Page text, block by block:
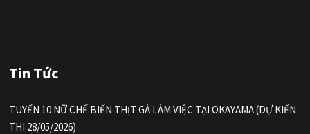
Tin Tức
TUYỂN 10 NỮ CHẾ BIẾN THỊT GÀ LÀM VIỆC TẠI OKAYAMA (DỰ KIẾN
THI 28/05/2026)